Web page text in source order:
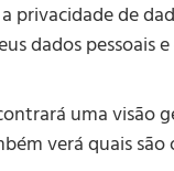
privacidade de
dados pessoais
uma visão
verá quais